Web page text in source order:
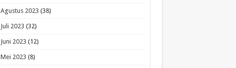
Agustus 2023 (38)
Juli 2023 (32)
Juni 2023 (12)
Mei 2023 (8)